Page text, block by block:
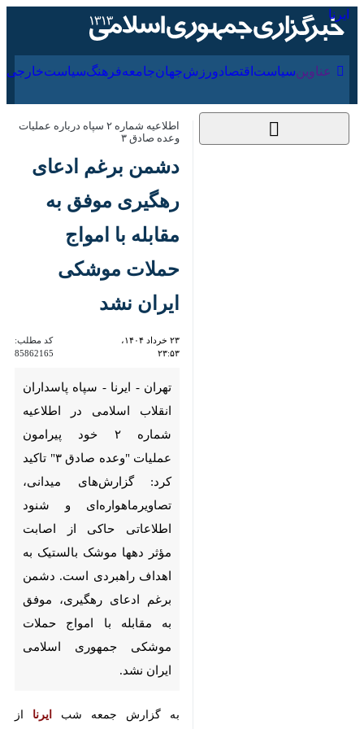
عناوین‌ سیاست ورزش جهان جامعه
اطلاعیه شماره ۲ سپاه درباره عملیات
وعده صادق ۳
دشمن برغم ادعای
رهگیری موفق به
مقابله با امواج حملات
موشکی ایران نشد
۲۳ خرداد ۱۴۰۴،
۲۳:۵۳
تهران - ایرنا - سپاه پاسداران
شماره ۲ خود پیرامون عملیات
"وعده صادق ۳" تاکید کرد:
گزارش‌های میدانی،
تصاویرماهواره‌ای و شنود
اطلاعاتی حاکی از اصابت مؤثر
دهها موشک بالستیک به اهداف
راهبردی است. دشمن برغم
ادعای رهگیری، موفق به مقابله
با امواج حملات موشکی
جمهوری اسلامی ایران نشد.
به گزارش جمعه شب ایرنااز پایگاه
اطلاع رسانی سپاه پاسداران انقلاب
در پی اطلاعیه اولیه پیرامون اجرای